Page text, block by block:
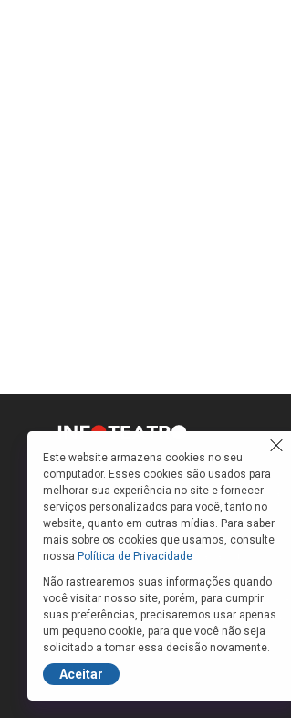
Como faço para ir ao teatro? Onde compro
ingressos e a que preços? Quais peças estão
em cartaz?
Para responder a essas e outras perguntas,
criamos o banco de peças teatrais do
As informações das peças cadastradas no site
são de inteira responsabilidade das produções.
O Infoteatro não se responsabiliza pela
atualização das informações das peças
cadastradas.
Este website armazena cookies no seu
computador. Esses cookies são usados para
melhorar sua experiência no site e fornecer
serviços personalizados para você, tanto no
website, quanto em outras mídias. Para saber
mais sobre os cookies que usamos, consulte
nossa Política de Privacidade
Não rastrearemos suas informações quando
você visitar nosso site, porém, para cumprir
suas preferências, precisaremos usar apenas
um pequeno cookie, para que você não seja
solicitado a tomar essa decisão novamente.
Aceitar